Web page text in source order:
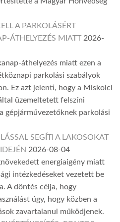
A PARKOLÁSÉRT
ÁTHELYEZÉS MIATT 2026-
áthelyezés miatt ezen a
parkolási szabályok
Ez azt jelenti, hogy a Miskolci
üzemeltetett felszíni
gépjárművezetőknek parkolási
SEGÍTI A LAKOSOKAT
2026-08-04
energiaigény miatt
intézkedéseket vezetett be
A döntés célja, hogy
úgy, hogy közben a
zavartalanul működjenek.